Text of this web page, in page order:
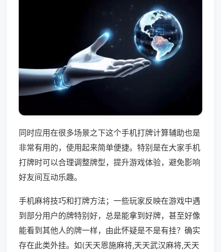
同时应用在很多场景之下这个手机打牌计算辅助也是
非常有用的，使用起来简单便捷。特别是在大家手机
打牌时可以合理调整牌型，提升游戏体验，避免影响
好友间互动乐趣。
手机麻将技巧和打牌方法；一些玩家反映在游戏中遇
到部分用户的牌特别好，总是能拿到好牌，甚至好像
能看到其他人的牌一样，由此怀疑是不是有挂？确实
存在此类外挂。如(天天恩施麻将,天天武汉麻将,天天